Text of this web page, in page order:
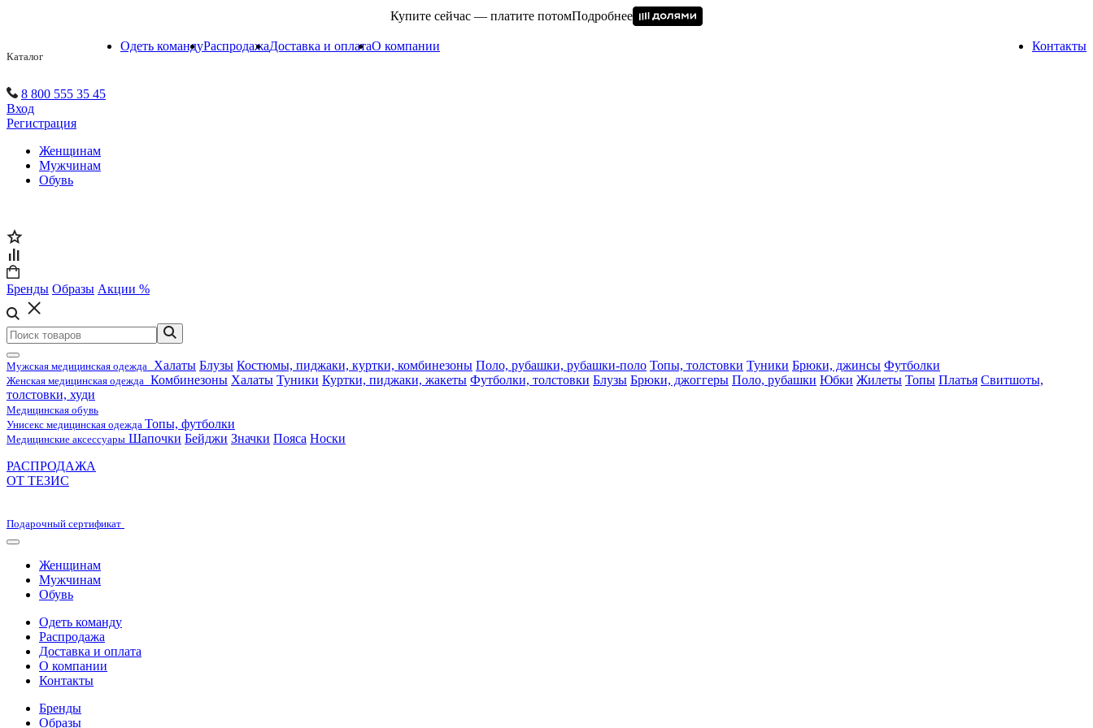
Купите сейчас — платите потомПодробнее
Каталог
Одеть командуРаспродажаДоставка и оплатаО компании Контакты
8 800 555 35 45
Вход
Регистрация
Женщинам
Мужчинам
Обувь
Бренды Образы Акции %
Мужская медицинская одежда Халаты Блузы Костюмы, пиджаки, куртки, комбинезоны Поло, рубашки, рубашки-поло Топы, толстовки Туники Брюки, джинсы Футболки
Женская медицинская одежда Комбинезоны Халаты Туники Куртки, пиджаки, жакеты Футболки, толстовки Блузы Брюки, джоггеры Поло, рубашки Юбки Жилеты Топы Платья Свитшоты,
толстовки, худи
Медицинская обувь
Унисекс медицинская одежда Топы, футболки
Медицинские аксессуары Шапочки Бейджи Значки Пояса Носки
РАСПРОДАЖА
ОТ ТЕЗИС
Подарочный сертификат
Женщинам
Мужчинам
Обувь
Одеть команду
Распродажа
Доставка и оплата
О компании
Контакты
Бренды
Образы